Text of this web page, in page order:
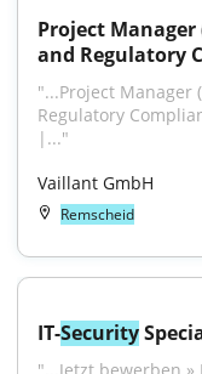
Project
and Regulatory
"...Project
Regulatory
|..."
Vaillant GmbH
Remscheid
IT-Security